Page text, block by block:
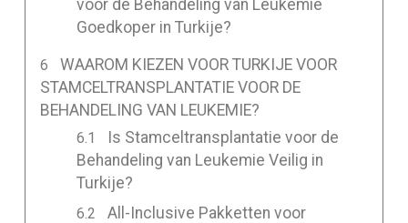
voor de Behandeling van Leukemie
Goedkoper in Turkije?
WAAROM KIEZEN VOOR TURKIJE VOOR
STAMCELTRANSPLANTATIE VOOR DE
BEHANDELING VAN LEUKEMIE?
Is Stamceltransplantatie voor de
Behandeling van Leukemie Veilig in
Turkije?
All-Inclusive Pakketten voor